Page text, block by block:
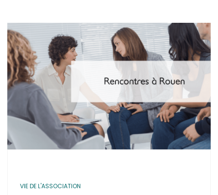
VIE DE L'ASSOCIATION